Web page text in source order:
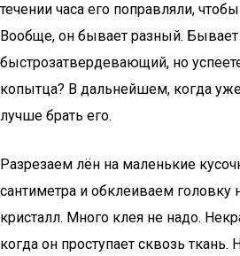
течении часа его поправляли,
Вообще, он бывает разный.
быстрозатвердевающий, но
копытца? В дальнейшем, когда
лучше брать его.
Разрезаем лён на маленькие
сантиметра и обклеиваем головку
кристалл. Много клея не надо.
когда он проступает сквозь